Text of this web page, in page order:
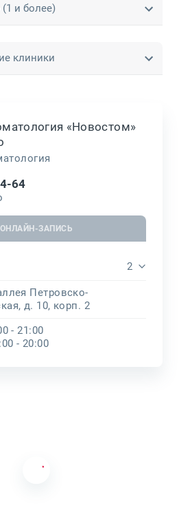
и более)
клиники
«Новостом»
64
ОНЛАЙН-ЗАПИСЬ
2
Петровско-
д. 10, корп. 2
- 21:00
- 20:00